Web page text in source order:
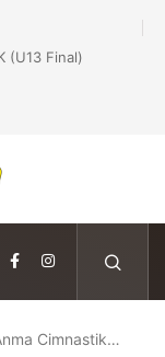
(U13 Final)
Cimnastik…